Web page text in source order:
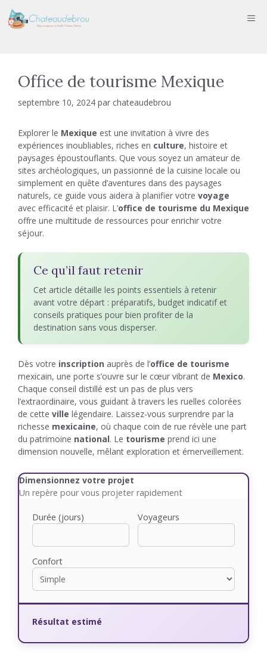
au
contenu
Office de tourisme Mexique
septembre 10, 2024 par chateaudebrou
Explorer le Mexique est une invitation à vivre des
expériences inoubliables, riches en culture, histoire et
paysages époustouflants. Que vous soyez un amateur de
sites archéologiques, un passionné de la cuisine locale ou
simplement en quête d’aventures dans des paysages
naturels, ce guide vous aidera à planifier votre voyage
avec efficacité et plaisir. L’office de tourisme du Mexique
offre une multitude de ressources pour enrichir votre
séjour.
Ce qu’il faut retenir
Cet article détaille les points essentiels à retenir
avant votre départ : préparatifs, budget indicatif et
conseils pratiques pour bien profiter de la
destination sans vous disperser.
Dès votre inscription auprès de l’office de tourisme
mexicain, une porte s’ouvre sur le cœur vibrant de Mexico.
Chaque conseil distillé est un pas de plus vers
l’extraordinaire, vous guidant à travers les ruelles colorées
de cette ville légendaire. Laissez-vous surprendre par la
richesse mexicaine, où chaque coin de rue révèle une part
du patrimoine national. Le tourisme prend ici une
dimension nouvelle, mêlant exploration et émerveillement.
Dimensionnez votre projet
Un repère pour vous projeter rapidement
Durée (jours) Voyageurs
Confort
Résultat estimé